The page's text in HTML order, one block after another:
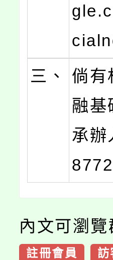
三、
倘有
融基
承辦
內文可瀏覽
註冊會員 訪